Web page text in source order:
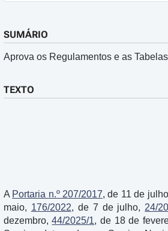
SUMÁRIO
Aprova os Regulamentos e as
TEXTO
A Portaria n.º 207/2017, de 11 de
maio, 176/2022, de 7 de julho, 24/
dezembro,44/2025/1, de 18 de